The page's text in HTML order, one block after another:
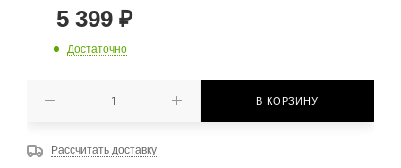
5 399 ₽
Достаточно
В КОРЗИНУ
Рассчитать доставку